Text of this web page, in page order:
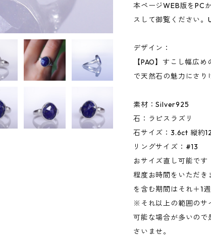
本ページWEB版をPC
スして御覧ください。
デザイン：
【PAO】すこし幅広
で天然石の魅力にさり
素材：Silver925
石：ラピスラズリ
石サイズ：3.6ct 縦約
リングサイズ：#13
おサイズ直し可能で
程度お時間をいただ
を含む期間はそれ＋1週
※それ以上の範囲のサ
可能な場合が多いので
さいませ。